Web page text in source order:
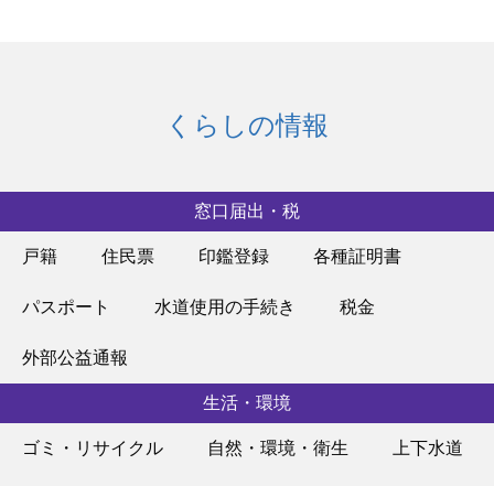
くらしの情報
窓口届出・税
戸籍 住民票 印鑑登録 各種証明書
パスポート 水道使用の手続き 税金
外部公益通報
生活・環境
ゴミ・リサイクル 自然・環境・衛生 上下水道